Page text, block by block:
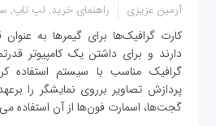
آرمین عزیزی راهنمای خرید, لپ تاپ,
کارت گرافیک‌ها برای گیمرها به
دارند و برای داشتن یک کامپیوتر
گرافیک مناسب با سیستم استفاده
پردازش تصاویر برروی نمایشگر را
گجت‌ها، اسمارت فون‌ها از آن استفاده